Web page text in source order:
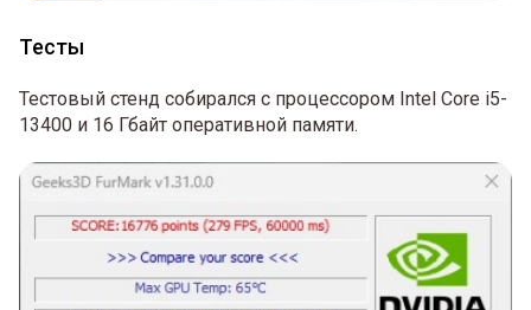
Тесты
Тестовый стенд собирался с процессором Intel Core i5-
13400 и 16 Гбайт оперативной памяти.